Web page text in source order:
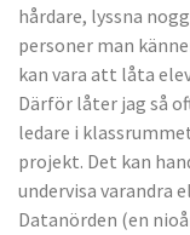
hårdare, lyssna
personer man
kan vara att låta
Därför låter jag så
ledare i
projekt. Det kan
undervisa varandra
Datanörden (en